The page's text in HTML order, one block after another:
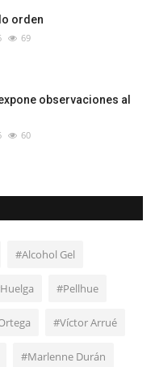
orden
69
observaciones al
60
#Alcohol Gel
#Pellhue
#Víctor Arrué
#Marlenne Durán